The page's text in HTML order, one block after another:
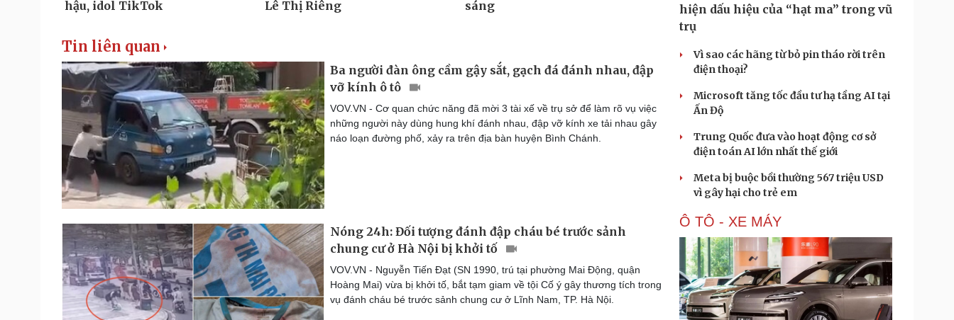
Tin liên quan
Ba người đàn ông cầm gậy sắt, gạch đá đánh nhau, đập
vỡ kính ô tô
VOV.VN - Cơ quan chức năng đã mời 3 tài xế về trụ sở để làm rõ vụ việc
những người này dùng hung khí đánh nhau, đập vỡ kính xe tải nhau gây
náo loạn đường phố, xảy ra trên địa bàn huyện Bình Chánh.
Nóng 24h: Đối tượng đánh đập cháu bé trước sảnh
chung cư ở Hà Nội bị khởi tố
VOV.VN - Nguyễn Tiến Đạt (SN 1990, trú tại phường Mai Động, quận
Hoàng Mai) vừa bị khởi tố, bắt tạm giam về tội Cố ý gây thương tích trong
vụ đánh cháu bé trước sảnh chung cư ở Lĩnh Nam, TP. Hà Nội.
hiện dấu hiệu của “hạt ma” trong vũ
trụ
Vì sao các hãng từ bỏ pin tháo rời trên
điện thoại?
Microsoft tăng tốc đầu tư hạ tầng AI tại
Ấn Độ
Trung Quốc đưa vào hoạt động cơ sở
điện toán AI lớn nhất thế giới
Meta bị buộc bồi thường 567 triệu USD
vì gây hại cho trẻ em
Ô TÔ - XE MÁY